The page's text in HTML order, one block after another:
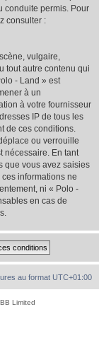
conduite permis. Pour
consulter :
vulgaire,
tout autre contenu qui
- Land » est
à un
à votre fournisseur
IP de tous les
de ces conditions.
ou verrouille
nécessaire. En tant
que vous avez saisies
informations ne
ni « Polo -
en cas de
au format UTC+01:00
Limited